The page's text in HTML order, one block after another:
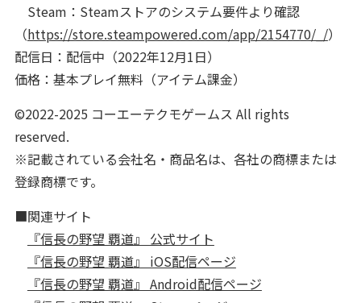
Steam：Steamストアのシステム要件より確認
（https://store.steampowered.com/app/2154770/_/）
配信日：配信中（2022年12月1日）
価格：基本プレイ無料（アイテム課金）
©2022-2025 コーエーテクモゲームス All rights
reserved.
※記載されている会社名・商品名は、各社の商標または
登録商標です。
■関連サイト
『信長の野望 覇道』 公式サイト
『信長の野望 覇道』 iOS配信ページ
『信長の野望 覇道』 Android配信ページ